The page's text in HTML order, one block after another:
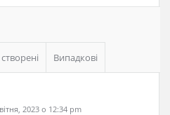
Випадкові
2023 о 12:34 pm